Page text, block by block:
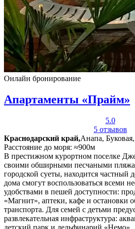
Онлайн бронирование
Апартаменты «Прайм»
5.0
5 отзывов
Краснодарский край,Анапа,
Расстояние до моря: ≈900м
В престижном курортном поселке
своими обширными песчаными
городской суеты, находится частный
дома смогут воспользоваться всеми
удобствами в пешей доступности:
«Магнит», аптеки, кафе и остановки
транспорта. Для семей с детьми
развлекательная инфраструктура:
детский парк и дельфинарий